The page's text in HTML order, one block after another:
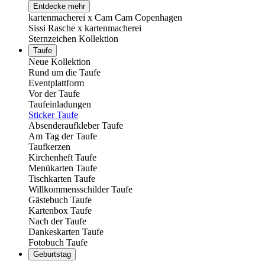
Entdecke mehr
kartenmacherei x Cam Cam Copenhagen
Sissi Rasche x kartenmacherei
Sternzeichen Kollektion
Taufe
Neue Kollektion
Rund um die Taufe
Eventplattform
Vor der Taufe
Taufeinladungen
Sticker Taufe
Absenderaufkleber Taufe
Am Tag der Taufe
Taufkerzen
Kirchenheft Taufe
Menükarten Taufe
Tischkarten Taufe
Willkommensschilder Taufe
Gästebuch Taufe
Kartenbox Taufe
Nach der Taufe
Dankeskarten Taufe
Fotobuch Taufe
Geburtstag